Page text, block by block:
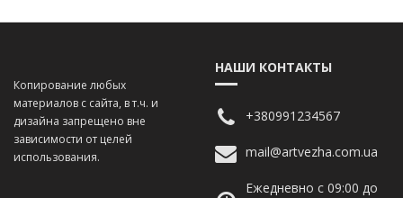
Копирование любых
материалов с сайта, в т.ч. и
дизайна запрещено вне
зависимости от целей
использования.
НАШИ КОНТАКТЫ
+380991234567
mail@artvezha.com.ua
Ежедневно с 09:00 до